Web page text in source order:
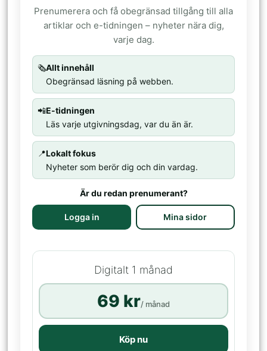
Prenumerera och få obegränsad tillgång till alla
artiklar och e-tidningen – nyheter nära dig,
varje dag.
🗞️Allt innehåll
Obegränsad läsning på webben.
📲E-tidningen
Läs varje utgivningsdag, var du än är.
📍Lokalt fokus
Nyheter som berör dig och din vardag.
Är du redan prenumerant?
Logga in Mina sidor
Digitalt 1 månad
69 kr/ månad
Köp nu